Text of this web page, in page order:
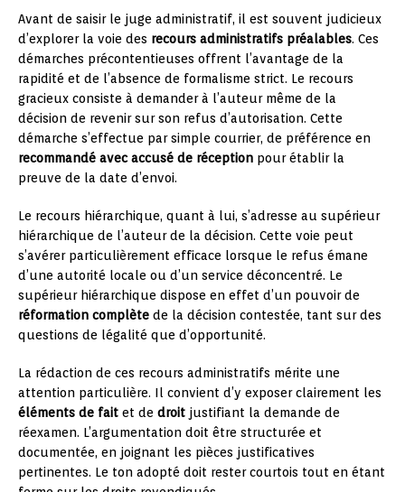
Avant de saisir le juge administratif, il est souvent judicieux
d’explorer la voie des recours administratifs préalables. Ces
démarches précontentieuses offrent l’avantage de la
rapidité et de l’absence de formalisme strict. Le recours
gracieux consiste à demander à l’auteur même de la
décision de revenir sur son refus d’autorisation. Cette
démarche s’effectue par simple courrier, de préférence en
recommandé avec accusé de réception pour établir la
preuve de la date d’envoi.
Le recours hiérarchique, quant à lui, s’adresse au supérieur
hiérarchique de l’auteur de la décision. Cette voie peut
s’avérer particulièrement efficace lorsque le refus émane
d’une autorité locale ou d’un service déconcentré. Le
supérieur hiérarchique dispose en effet d’un pouvoir de
réformation complète de la décision contestée, tant sur des
questions de légalité que d’opportunité.
La rédaction de ces recours administratifs mérite une
attention particulière. Il convient d’y exposer clairement les
éléments de fait et de droit justifiant la demande de
réexamen. L’argumentation doit être structurée et
documentée, en joignant les pièces justificatives
pertinentes. Le ton adopté doit rester courtois tout en étant